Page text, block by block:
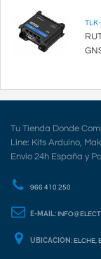
Tu Tienda Donde
Line: Kits Arduino,
Envio 24h España y
966 410 250
E-MAIL:
UBICACION: ELCHE,